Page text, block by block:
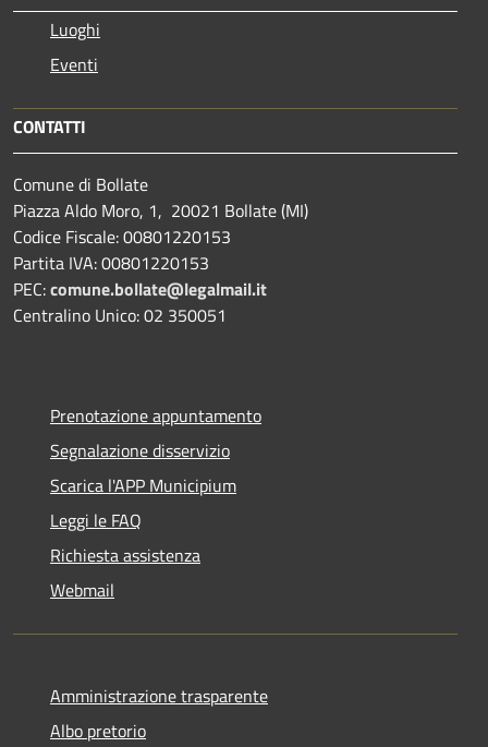
Luoghi
Eventi
CONTATTI
Comune di Bollate
Piazza Aldo Moro, 1, 20021 Bollate (MI)
Codice Fiscale: 00801220153
Partita IVA: 00801220153
PEC:comune.bollate@legalmail.it
Centralino Unico: 02 350051
Prenotazione appuntamento
Segnalazione disservizio
Scarica l'APP Municipium
Leggi le FAQ
Richiesta assistenza
Webmail
Amministrazione trasparente
Albo pretorio